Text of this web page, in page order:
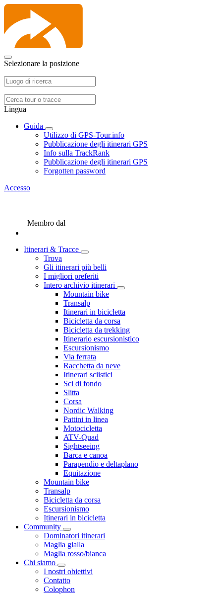
Selezionare la posizione
Lingua
Guida
Utilizzo di GPS-Tour.info
Pubblicazione degli itinerari GPS
Info sulla TrackRank
Pubblicazione degli itinerari GPS
Forgotten password
Accesso
Membro dal
Itinerari & Tracce
Trova
Gli itinerari più belli
I migliori preferiti
Intero archivio itinerari
Mountain bike
Transalp
Itinerari in bicicletta
Bicicletta da corsa
Bicicletta da trekking
Itinerario escursionistico
Escursionismo
Via ferrata
Racchetta da neve
Itinerari sciistici
Sci di fondo
Slitta
Corsa
Nordic Walking
Pattini in linea
Motocicletta
ATV-Quad
Sightseeing
Barca e canoa
Parapendio e deltaplano
Equitazione
Mountain bike
Transalp
Bicicletta da corsa
Escursionismo
Itinerari in bicicletta
Community
Dominatori itinerari
Maglia gialla
Maglia rosso/bianca
Chi siamo
I nostri obiettivi
Contatto
Colophon